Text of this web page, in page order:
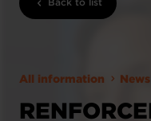
Back to list
All information News